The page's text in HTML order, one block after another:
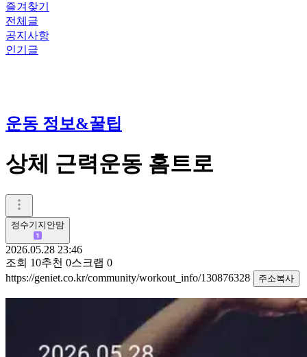
즐겨찾기
전체글
공지사항
인기글
운동 정보&꿀팁
상체 근력운동 홈트로
정수기지안맘
2026.05.28 23:46
조회 10추천 0스크랩 0
https://geniet.co.kr/community/workout_info/130876328
주소복사